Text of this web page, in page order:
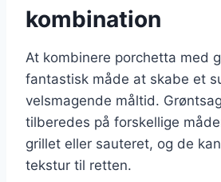
kombination
At kombinere porchetta med
fantastisk måde at skabe et
velsmagende måltid.
tilberedes på forskellige
grillet eller sauteret, og de
tekstur til retten.